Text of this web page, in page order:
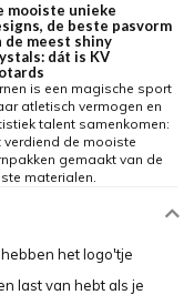
mooiste unieke
de beste pasvorm
de meest shiny
dát is KV
is een magische sport
atletisch vermogen en
talent samenkomen:
verdiend de mooiste
gemaakt van de
materialen.
het logo'tje
last van hebt als je